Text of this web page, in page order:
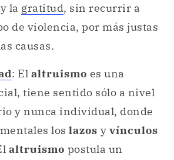
y la gratitud, sin recurrir a
de violencia, por más justas
causas.
: El altruismo es una
tiene sentido sólo a nivel
y nunca individual, donde
los lazos y vínculos
altruismo postula un